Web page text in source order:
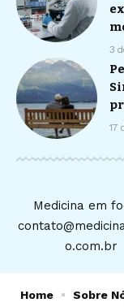
3
17
Medicina em
o.com.br
Home Sobre